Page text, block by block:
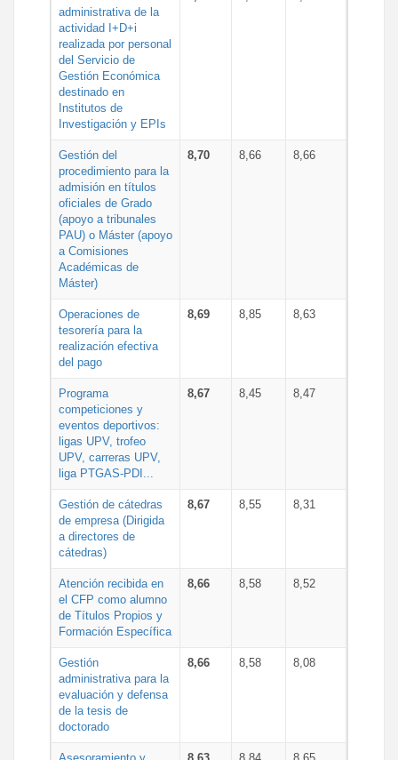
administrativa de la
actividad I+D+i
realizada por personal
del Servicio de
Gestión Económica
destinado en
Institutos de
Investigación y EPIs
Gestión del
procedimiento para la
admisión en títulos
oficiales de Grado
(apoyo a tribunales
PAU) o Máster (apoyo
a Comisiones
Académicas de
Máster)
8,70 8,66 8,66
Operaciones de
tesorería para la
realización efectiva
del pago
8,69 8,85 8,63
Programa
competiciones y
eventos deportivos:
ligas UPV, trofeo
UPV, carreras UPV,
liga PTGAS-PDI...
8,67 8,45 8,47
Gestión de cátedras
de empresa (Dirigida
a directores de
cátedras)
8,67 8,55 8,31
Atención recibida en
el CFP como alumno
de Títulos Propios y
Formación Específica
8,66 8,58 8,52
Gestión
administrativa para la
evaluación y defensa
de la tesis de
doctorado
8,66 8,58 8,08
Asesoramiento y
8,63 8,84 8,65